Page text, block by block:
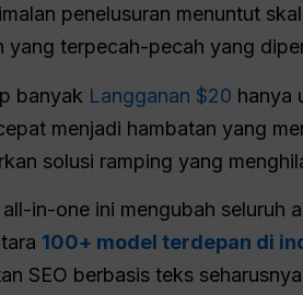
penelusuran menuntut
yang terpecah-pecah yang
banyak Langganan $20 hanya
menjadi hambatan yang
solusi ramping yang
in-one ini mengubah seluruh
100+ model terdepan di
SEO berbasis teks